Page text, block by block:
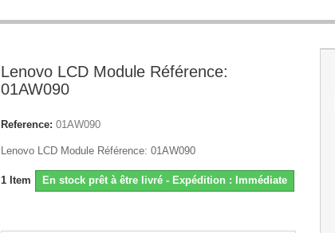
Lenovo LCD Module Référence:
01AW090
Reference: 01AW090
Lenovo LCD Module Référence: 01AW090
1 Item En stock prêt à être livré - Expédition : Immédiate